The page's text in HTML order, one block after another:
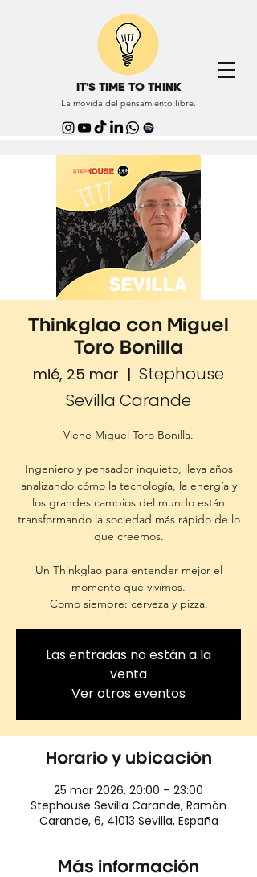
IT'S TIME TO THINK
La movida del pensamiento libre.
Thinkglao con Miguel
Toro Bonilla
mié, 25 mar
  |
Stephouse
Sevilla Carande
Viene Miguel Toro Bonilla.
Ingeniero y pensador inquieto, lleva años
analizando cómo la tecnología, la energía y
los grandes cambios del mundo están
transformando la sociedad más rápido de lo
que creemos.
Un Thinkglao para entender mejor el
momento que vivimos.
Como siempre: cerveza y pizza.
Las entradas no están a la
venta
Ver otros eventos
Horario y ubicación
25 mar 2026, 20:00 – 23:00
Stephouse Sevilla Carande, Ramón
Carande, 6, 41013 Sevilla, España
Más información